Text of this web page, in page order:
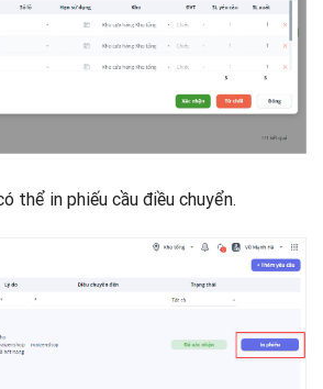
thể in phiếu cầu điều chuyển.